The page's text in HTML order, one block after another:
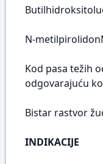
N-
Kod pasa težih
odgovarajuću
Bistar rastvor
INDIKACIJE